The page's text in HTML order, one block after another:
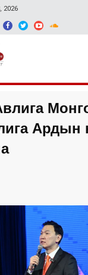
2026
Улс төр, эдийн засаг
Гэмт хэрэг
Easy news
Ардын